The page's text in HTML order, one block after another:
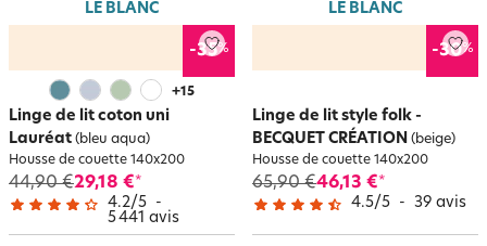
LE BLANC
-35%
+15
Linge de lit coton uni
Lauréat (bleu aqua)
Housse de couette 140x200
44,90 €29,18 €*
4.2/5 -
5 441 avis
LE BLANC
-30%
Linge de lit style folk -
BECQUET CRÉATION (beige)
Housse de couette 140x200
65,90 €46,13 €*
4.5/5 - 39 avis